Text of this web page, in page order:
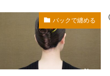
バックで纏める